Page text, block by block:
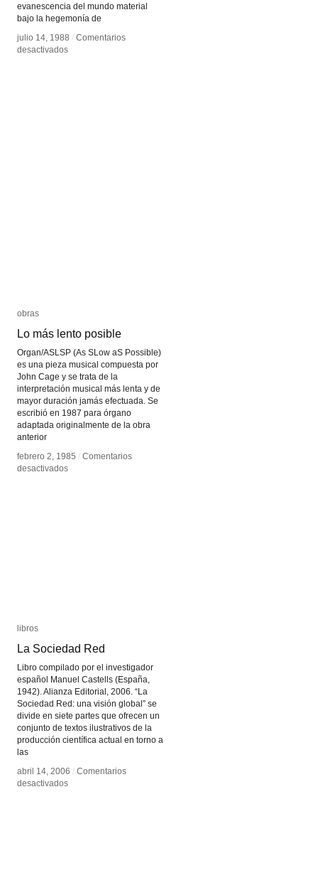
evanescencia del mundo material
bajo la hegemonía de
julio 14, 1988 / Comentarios
desactivadosen
julio 14, 1988 / Comentarios
desactivadosen
obras
Lo más lento posible
Organ/ASLSP (As SLow aS Possible)
es una pieza musical compuesta por
John Cage y se trata de la
interpretación musical más lenta y de
mayor duración jamás efectuada. Se
escribió en 1987 para órgano
adaptada originalmente de la obra
anterior
febrero 2, 1985 / Comentarios
desactivadosen
obras
Lo más lento posible
febrero 2, 1985 / Comentarios
desactivadosen
libros
La Sociedad Red
Libro compilado por el investigador
español Manuel Castells (España,
1942). Alianza Editorial, 2006. “La
Sociedad Red: una visión global” se
divide en siete partes que ofrecen un
conjunto de textos ilustrativos de la
producción científica actual en torno a
las
abril 14, 2006 / Comentarios
desactivadosen
libros
La Sociedad Red
abril 14, 2006 / Comentarios
desactivadosen